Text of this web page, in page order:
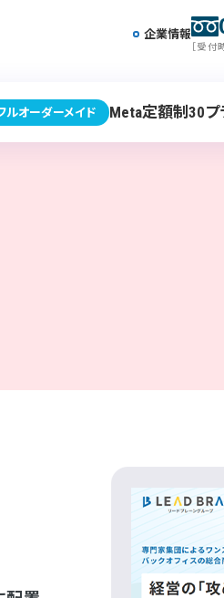
企業情報
［受
ルオーダーメイド Meta定額制30プ